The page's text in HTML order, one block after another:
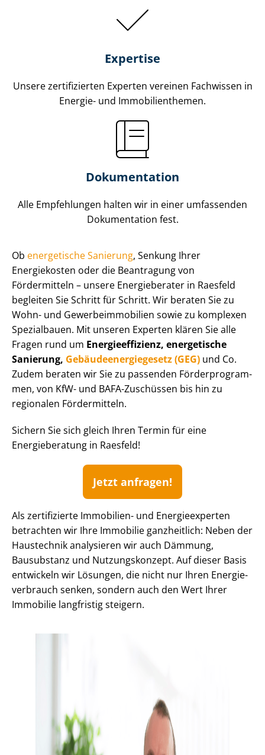
Expertise
Unsere zertifizierten Experten vereinen Fachwissen in
Energie- und Im­mo­bi­li­en­the­men.
Dokumentation
Alle Empfehlungen halten wir in einer umfassenden
Dokumentation fest.
Ob energetische Sanierung, Senkung Ihrer
Energiekosten oder die Beantragung von
Fördermitteln – unsere Energieberater in Raesfeld
begleiten Sie Schritt für Schritt. Wir beraten Sie zu
Wohn- und Ge­wer­be­im­mo­bi­li­en sowie zu komplexen
Spezialbauen. Mit unseren Experten klären Sie alle
Fragen rund um En­er­gie­ef­fi­zi­enz, energetische
Sanierung, Ge­bäu­de­en­er­gie­ge­setz (GEG) und Co.
Zudem beraten wir Sie zu passenden För­der­pro­gram­
men, von KfW- und BAFA-Zuschüssen bis hin zu
regionalen Fördermitteln.
Sichern Sie sich gleich Ihren Termin für eine
Energieberatung in Raesfeld!
Jetzt anfragen!
Als zertifizierte Immobilien- und Energieexperten
betrachten wir Ihre Immobilie ganzheitlich: Neben der
Haustechnik analysieren wir auch Dämmung,
Bausubstanz und Nutzungskonzept. Auf dieser Basis
entwickeln wir Lösungen, die nicht nur Ihren En­er­gie­
ver­brauch senken, sondern auch den Wert Ihrer
Immobilie langfristig steigern.